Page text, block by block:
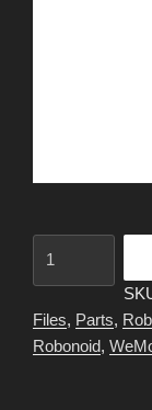
-
3D
Files, Parts,
Robonoid,